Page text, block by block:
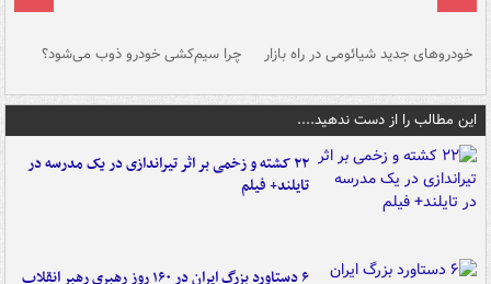
خودروهای جدید شیائومی در راه بازار چرا سیم‌کشی خودرو ذوب می‌شود؟
این مطالب را از دست ندهید....
۲۲ کشته و زخمی بر اثر تیراندازی در یک مدرسه در
تایلند+ فیلم
۶ دستاورد بزرگ ایران در ۱۶۰ روز رهبری رهبر انقلاب